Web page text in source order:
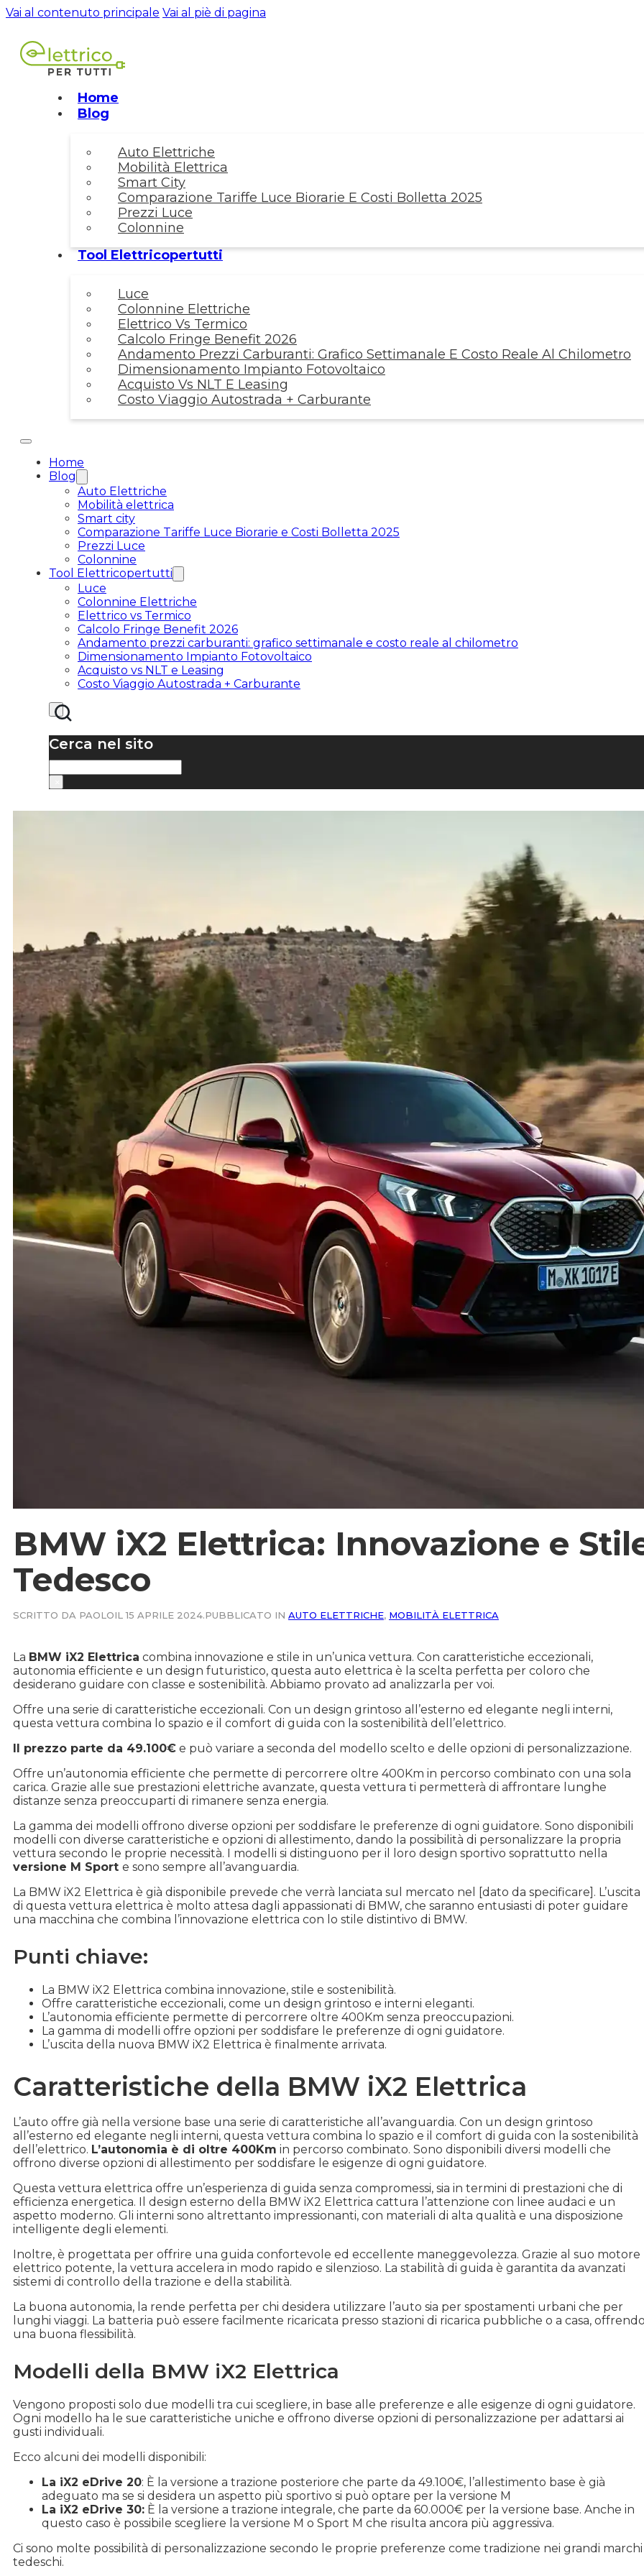
Vai al contenuto principale Vai al piè di pagina
Home
Blog
Auto Elettriche
Mobilità Elettrica
Smart City
Comparazione Tariffe Luce Biorarie E Costi Bolletta 2025
Prezzi Luce
Colonnine
Tool Elettricopertutti
Luce
Colonnine Elettriche
Elettrico Vs Termico
Calcolo Fringe Benefit 2026
Andamento Prezzi Carburanti: Grafico Settimanale E Costo Reale Al Chilometro
Dimensionamento Impianto Fotovoltaico
Acquisto Vs NLT E Leasing
Costo Viaggio Autostrada + Carburante
Home
Blog
Auto Elettriche
Mobilità elettrica
Smart city
Comparazione Tariffe Luce Biorarie e Costi Bolletta 2025
Prezzi Luce
Colonnine
Tool Elettricopertutti
Luce
Colonnine Elettriche
Elettrico vs Termico
Calcolo Fringe Benefit 2026
Andamento prezzi carburanti: grafico settimanale e costo reale al chilometro
Dimensionamento Impianto Fotovoltaico
Acquisto vs NLT e Leasing
Costo Viaggio Autostrada + Carburante
Cerca nel sito
BMW iX2 Elettrica: Innovazione e
Tedesco
SCRITTO DA PAOLOIL 15 APRILE 2024.PUBBLICATO IN AUTO ELETTRICHE, MOBILITÀ ELETTRICA
La BMW iX2 Elettrica combina innovazione e stile in un’unica vettura. Con caratteristiche eccezionali,
autonomia efficiente e un design futuristico, questa auto elettrica è la scelta perfetta per coloro che
desiderano guidare con classe e sostenibilità. Abbiamo provato ad analizzarla per voi.
Offre una serie di caratteristiche eccezionali. Con un design grintoso all’esterno ed elegante negli interni,
questa vettura combina lo spazio e il comfort di guida con la sostenibilità dell’elettrico.
Il prezzo parte da 49.100€ e può variare a seconda del modello scelto e delle opzioni di personalizzazione.
Offre un’autonomia efficiente che permette di percorrere oltre 400Km in percorso combinato con una sola
carica. Grazie alle sue prestazioni elettriche avanzate, questa vettura ti permetterà di affrontare lunghe
distanze senza preoccuparti di rimanere senza energia.
La gamma dei modelli offrono diverse opzioni per soddisfare le preferenze di ogni guidatore. Sono disponibili
modelli con diverse caratteristiche e opzioni di allestimento, dando la possibilità di personalizzare la propria
vettura secondo le proprie necessità. I modelli si distinguono per il loro design sportivo soprattutto nella
versione M Sport e sono sempre all’avanguardia.
La BMW iX2 Elettrica è già disponibile prevede che verrà lanciata sul mercato nel [dato da specificare]. L’uscita
di questa vettura elettrica è molto attesa dagli appassionati di BMW, che saranno entusiasti di poter guidare
una macchina che combina l’innovazione elettrica con lo stile distintivo di BMW.
Punti chiave:
La BMW iX2 Elettrica combina innovazione, stile e sostenibilità.
Offre caratteristiche eccezionali, come un design grintoso e interni eleganti.
L’autonomia efficiente permette di percorrere oltre 400Km senza preoccupazioni.
La gamma di modelli offre opzioni per soddisfare le preferenze di ogni guidatore.
L’uscita della nuova BMW iX2 Elettrica è finalmente arrivata.
Caratteristiche della BMW iX2 Elettrica
L’auto offre già nella versione base una serie di caratteristiche all’avanguardia. Con un design grintoso
all’esterno ed elegante negli interni, questa vettura combina lo spazio e il comfort di guida con la sostenibilità
dell’elettrico. L’autonomia è di oltre 400Km in percorso combinato. Sono disponibili diversi modelli che
offrono diverse opzioni di allestimento per soddisfare le esigenze di ogni guidatore.
Questa vettura elettrica offre un’esperienza di guida senza compromessi, sia in termini di prestazioni che di
efficienza energetica. Il design esterno della BMW iX2 Elettrica cattura l’attenzione con linee audaci e un
aspetto moderno. Gli interni sono altrettanto impressionanti, con materiali di alta qualità e una disposizione
intelligente degli elementi.
Inoltre, è progettata per offrire una guida confortevole ed eccellente maneggevolezza. Grazie al suo motore
elettrico potente, la vettura accelera in modo rapido e silenzioso. La stabilità di guida è garantita da avanzati
sistemi di controllo della trazione e della stabilità.
La buona autonomia, la rende perfetta per chi desidera utilizzare l’auto sia per spostamenti urbani che per
lunghi viaggi. La batteria può essere facilmente ricaricata presso stazioni di ricarica pubbliche o a casa,
una buona flessibilità.
Modelli della BMW iX2 Elettrica
Vengono proposti solo due modelli tra cui scegliere, in base alle preferenze e alle esigenze di ogni guidatore.
Ogni modello ha le sue caratteristiche uniche e offrono diverse opzioni di personalizzazione per adattarsi ai
gusti individuali.
Ecco alcuni dei modelli disponibili:
La iX2 eDrive 20: È la versione a trazione posteriore che parte da 49.100€, l’allestimento base è già
adeguato ma se si desidera un aspetto più sportivo si può optare per la versione M
La iX2 eDrive 30: È la versione a trazione integrale, che parte da 60.000€ per la versione base. Anche in
questo caso è possibile scegliere la versione M o Sport M che risulta ancora più aggressiva.
Ci sono molte possibilità di personalizzazione secondo le proprie preferenze come tradizione nei grandi marchi
tedeschi.